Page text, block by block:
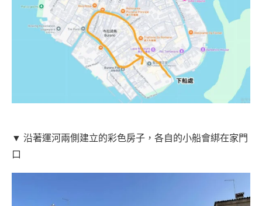
▼ 沿著運河兩側建立的彩色房子，各自的小船會綁在家門
口